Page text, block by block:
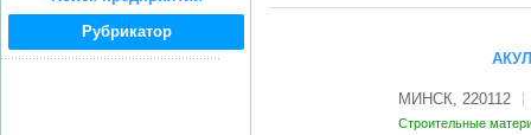
Рубрикатор
МИНСК, 220112
Строительные